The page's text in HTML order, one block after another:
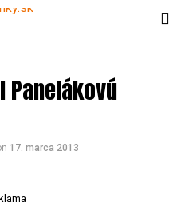
17. marca 2013